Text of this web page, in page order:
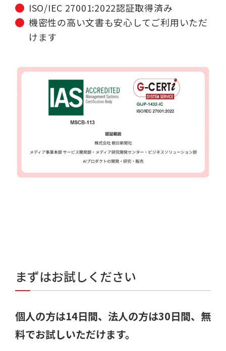
ISO/IEC 27001:2022認証取得済み
機密性の高い文書も安心してご利用いただ
けます
まずはお試しください
個人の方は14日間、法人の方は30日間、無
料でお試しいただけます。